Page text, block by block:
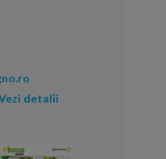
detalii